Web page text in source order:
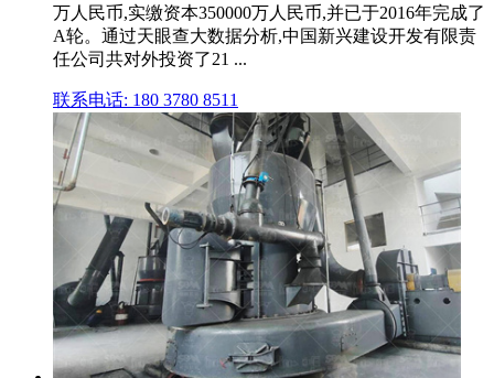
万人民币,实缴资本350000万人民币,并已于2016年完成了
A轮。通过天眼查大数据分析,中国新兴建设开发有限责
任公司共对外投资了21 ...
联系电话: 180 3780 8511